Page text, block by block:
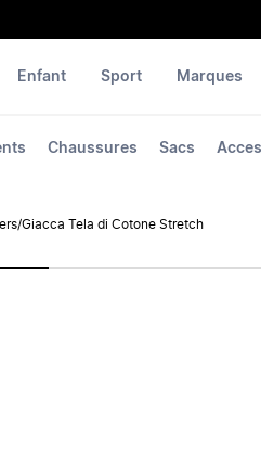
Chaussures Sacs
Enfant Sport Marques
/Giacca Tela di Cotone Stretch